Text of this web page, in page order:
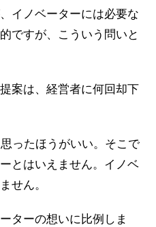
イノベーターには必要な
ですが、こういう問いと
案は、経営者に何回却下
ったほうがいい。そこで
とはいえません。イノベ
せん。
ターの想いに比例しま